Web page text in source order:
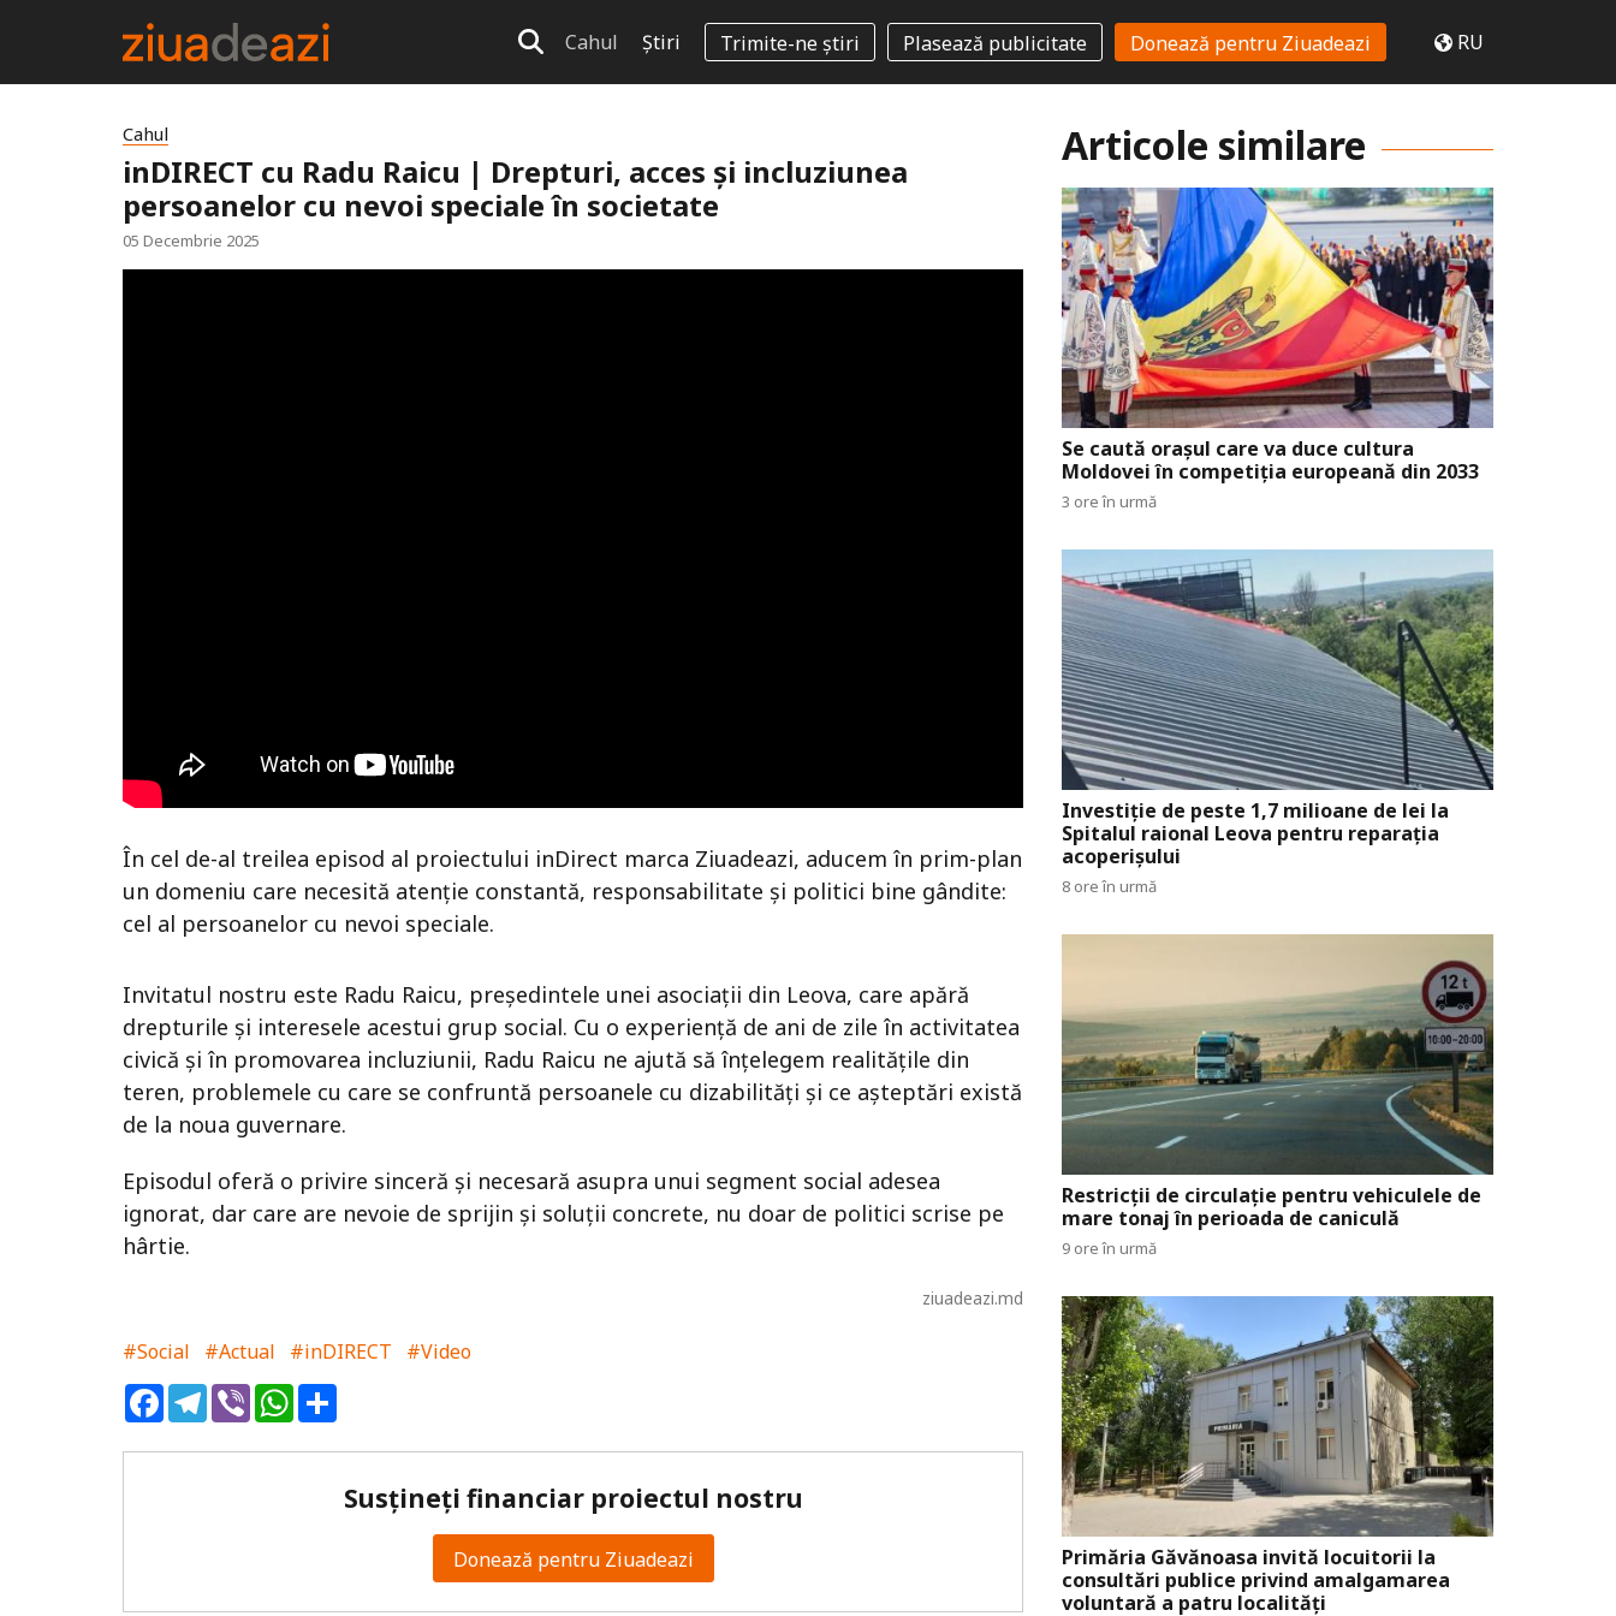
Cahul Știri Trimite-ne știri Plasează publicitate Donează pentru Ziuadeazi RU
Cahul
inDIRECT cu Radu Raicu | Drepturi, acces și incluziunea
persoanelor cu nevoi speciale în societate
05 Decembrie 2025
În cel de-al treilea episod al proiectului inDirect marca Ziuadeazi, aducem în prim-plan
un domeniu care necesită atenție constantă, responsabilitate și politici bine gândite:
cel al persoanelor cu nevoi speciale.
Invitatul nostru este Radu Raicu, președintele unei asociații din Leova, care apără
drepturile și interesele acestui grup social. Cu o experiență de ani de zile în activitatea
civică și în promovarea incluziunii, Radu Raicu ne ajută să înțelegem realitățile din
teren, problemele cu care se confruntă persoanele cu dizabilități și ce așteptări există
de la noua guvernare.
Episodul oferă o privire sinceră și necesară asupra unui segment social adesea
ignorat, dar care are nevoie de sprijin și soluții concrete, nu doar de politici scrise pe
hârtie.
ziuadeazi.md
#Social #Actual #inDIRECT
#Video
FacebookTelegram
ViberWhatsApp
Susțineți financiar proiectul nostru
Donează pentru Ziuadeazi
Articole similare
Se caută orașul care va duce cultura
Moldovei în competiția europeană din 2033
3 ore în urmă
Investiție de peste 1,7 milioane de lei la
Spitalul raional Leova pentru reparația
acoperișului
8 ore în urmă
Restricții de circulație pentru vehiculele de
mare tonaj în perioada de caniculă
9 ore în urmă
Primăria Găvănoasa invită locuitorii la
consultări publice privind amalgamarea
voluntară a patru localități